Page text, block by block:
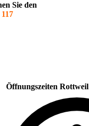
Sie den
117
Öffnungszeiten Rottweil